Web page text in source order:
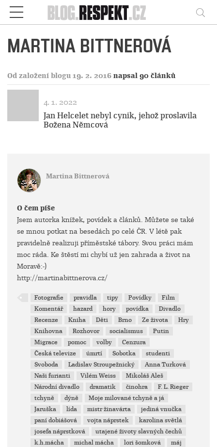
Respekt
MARTINA BITTNEROVÁ
Od založení blogu 19. 2. 2016 napsal 90 článků
4. 1. 2022
Jan Helcelet nebyl cynik, jehož proslavila
Božena Němcová
Martina Bittnerová
O čem píše
Jsem autorka knížek, povídek a článků. Můžete se také
se mnou potkat na besedách po celé ČR. V létě pak
pravidelně realizuji příměstské tábory. Svou práci mám
moc ráda. Ke štěstí mi chybí už jen zahrada a život na
Moravě:-)
http://martinabittnerova.cz/
Fotografie pravidla tipy Povídky
Film
Komentář
hazard hory povídka
Divadlo
Recenze
Kniha Děti Brno Ze života
Hry
Knihovna
Rozhovor socialismus
Putin
Migrace
pomoc volby
Cenzura
Česká televize
úmrtí Sobotka
studenti
Svoboda
Ladislav Stroupežnický
Anna Turková
Naši furianti
Vilém Weiss
Mikoláš Aleš
Národní divadlo
dramatik činohra
F. L. Rieger
tchyně
dýně
Moje milované tchyně a já
Jaruška
lída mistr žinavárta
jediná vnučka
paní dobiášová
vojta náprstek
karolina světlá
josefa náprstková
utajené životy slavných čechů
k.h.mácha
michal mácha lori šomková
máj